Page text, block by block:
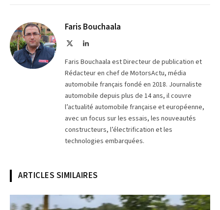
Telegram
Faris Bouchaala
LinkedIn
Faris Bouchaala est Directeur de publication et
Rédacteur en chef de MotorsActu, média
automobile français fondé en 2018. Journaliste
automobile depuis plus de 14 ans, il couvre
l’actualité automobile française et européenne,
avec un focus sur les essais, les nouveautés
constructeurs, l’électrification et les
technologies embarquées.
ARTICLES SIMILAIRES